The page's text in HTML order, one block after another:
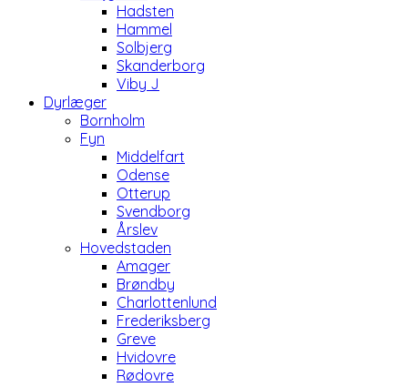
Hadsten
Hammel
Solbjerg
Skanderborg
Viby J
Dyrlæger
Bornholm
Fyn
Middelfart
Odense
Otterup
Svendborg
Årslev
Hovedstaden
Amager
Brøndby
Charlottenlund
Frederiksberg
Greve
Hvidovre
Rødovre